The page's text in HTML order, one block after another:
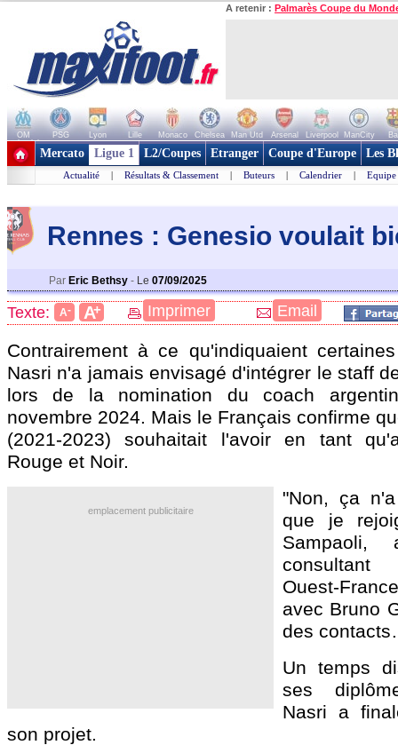
A retenir : Palmarès Coupe du
OM PSG Lyon Lille Monaco Chelsea Man Utd Arsenal Liverpool ManCity
+ de clubs
Mercato Ligue 1 L2/Coupes Etranger Coupe d'Europe Les
Actualité | Résultats & Classement | Buteurs | Calendrier | Equipe
Rennes : Genesio voulait
Par Eric Bethsy - Le 07/09/2025
Texte: A- A+ Imprimer Email
Contrairement à ce qu'indiquaient
Nasri n'a jamais envisagé d'intégrer le staff
lors de la nomination du coach
novembre 2024. Mais le Français confirme
(2021-2023) souhaitait l'avoir en tant
Rouge et Noir.
emplacement publicitaire
"Non, ça
que je
Ouest-
avec Bruno
des
Un temps
ses
Nasri a
son projet.